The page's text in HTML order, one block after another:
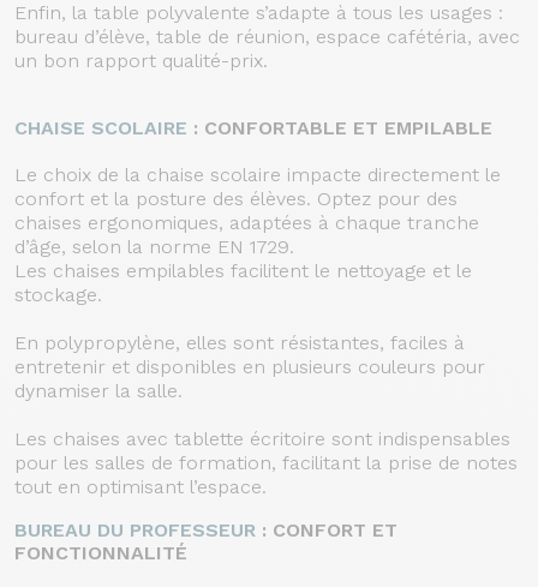
Enfin, la table polyvalente s’adapte à tous les usages :
bureau d’élève, table de réunion, espace cafétéria, avec
un bon rapport qualité-prix.
CHAISE SCOLAIRE : CONFORTABLE ET EMPILABLE
Le choix de la chaise scolaire impacte directement le
confort et la posture des élèves. Optez pour des
chaises ergonomiques, adaptées à chaque tranche
d’âge, selon la norme EN 1729.
Les chaises empilables facilitent le nettoyage et le
stockage.
En polypropylène, elles sont résistantes, faciles à
entretenir et disponibles en plusieurs couleurs pour
dynamiser la salle.
Les chaises avec tablette écritoire sont indispensables
pour les salles de formation, facilitant la prise de notes
tout en optimisant l’espace.
BUREAU DU PROFESSEUR : CONFORT ET
FONCTIONNALITÉ